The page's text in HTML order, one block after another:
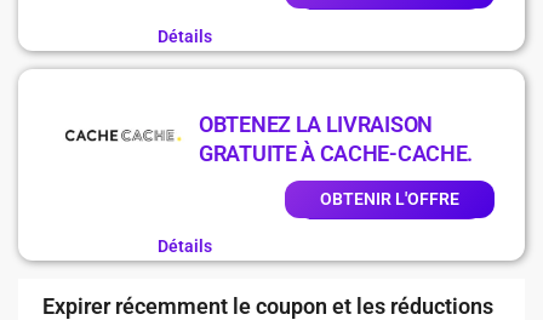
Détails
OBTENEZ LA LIVRAISON
GRATUITE À CACHE-CACHE.
OBTENIR L'OFFRE
Détails
Expirer récemment le coupon et les réductions